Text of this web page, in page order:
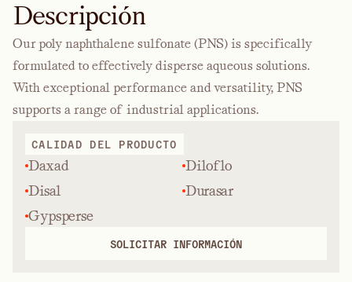
Descripción
Our poly naphthalene sulfonate (PNS) is specifically
formulated to effectively disperse aqueous solutions.
With exceptional performance and versatility, PNS
supports a range of industrial applications.
CALIDAD DEL PRODUCTO
Daxad
Diloflo
Disal
Durasar
Gypsperse
SOLICITAR INFORMACIÓN